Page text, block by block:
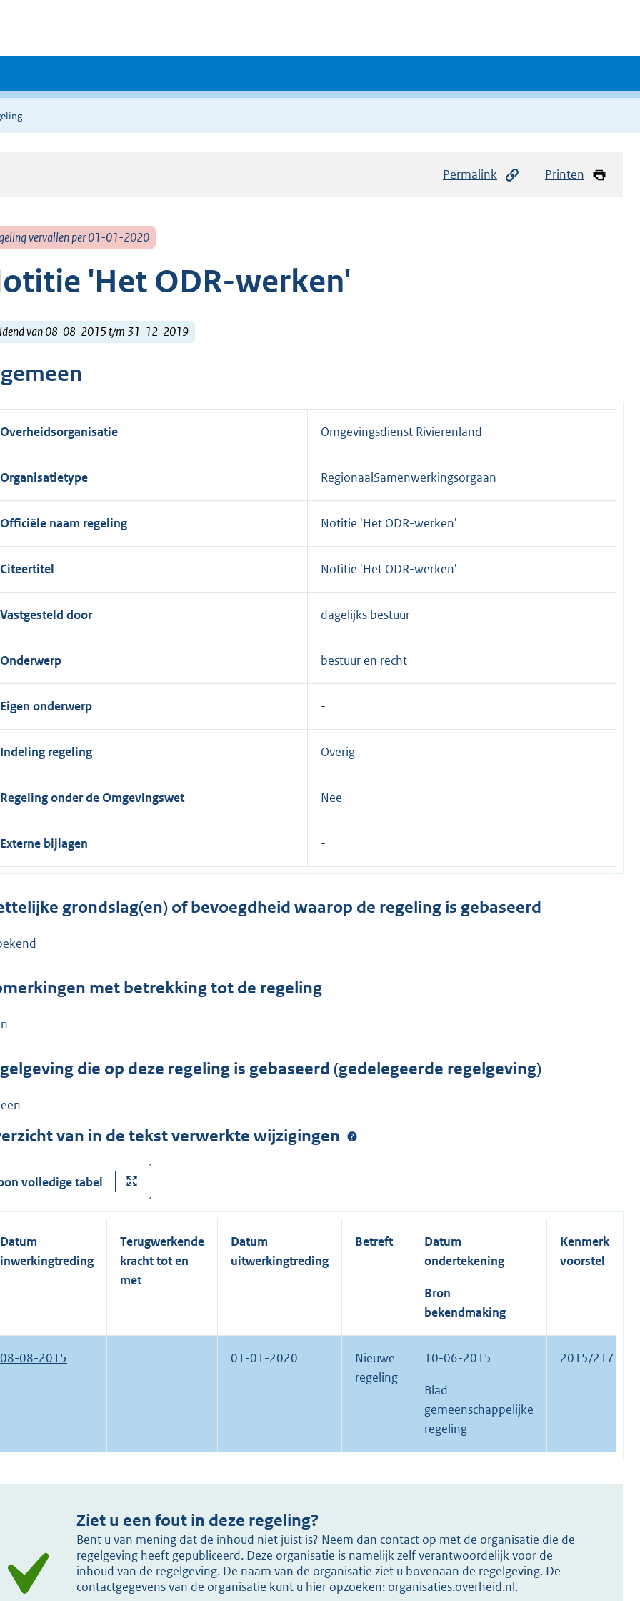
Permalink Printen
vervallen per 01-01-2020
'Het ODR-werken'
van 08-08-2015 t/m 31-12-2019
Overheidsorganisatie Omgevingsdienst Rivierenland
Organisatietype RegionaalSamenwerkingsorgaan
Officiële naam regeling Notitie 'Het ODR-werken'
Citeertitel Notitie 'Het ODR-werken'
Vastgesteld door dagelijks bestuur
Onderwerp bestuur en recht
Eigen onderwerp
Indeling regeling Overig
Regeling onder de Omgevingswet Nee
Externe bijlagen
grondslag(en) of bevoegdheid waarop de regeling is gebaseerd
met betrekking tot de regeling
die op deze regeling is gebaseerd (gedelegeerde regelgeving)
van in de tekst verwerkte wijzigingen
volledige tabel
Datum
inwerkingtreding
Terugwerkende
kracht tot en
met
Datum
uitwerkingtreding
Betreft
Datum
ondertekening
Bron
bekendmaking
Kenmerk
voorstel
08-08-2015 01-01-2020
Nieuwe
regeling
10-06-2015
Blad
gemeenschappelijke
regeling
2015/217
Ziet u een fout in deze regeling?
Bent u van mening dat de inhoud niet juist is? Neem dan contact op met de organisatie die de
regelgeving heeft gepubliceerd. Deze organisatie is namelijk zelf verantwoordelijk voor de
inhoud van de regelgeving. De naam van de organisatie ziet u bovenaan de regelgeving. De
contactgegevens van de organisatie kunt u hier opzoeken: organisaties.overheid.nl.